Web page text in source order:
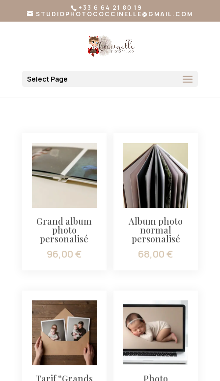
+33 6 64 21 80 19
STUDIOPHOTOCOCCINELLE@GMAIL.COM
Select Page
Grand album
photo
personalisé
96,00€
Album photo
normal
personalisé
68,00€